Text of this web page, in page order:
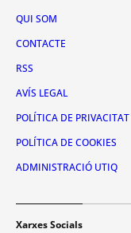
QUI SOM
CONTACTE
RSS
AVÍS LEGAL
POLÍTICA DE PRIVACITAT
POLÍTICA DE COOKIES
ADMINISTRACIÓ UTIQ
Xarxes Socials